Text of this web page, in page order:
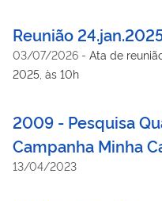
saudável.
Reunião
03/07/2026 - Ata de
2025, às 10h
2009 - Pesquisa
Campanha Minha
13/04/2023